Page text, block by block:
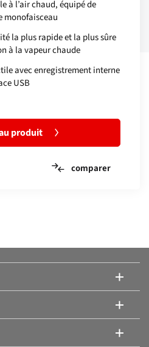
à l’air chaud, équipé de
monofaisceau
la plus rapide et la plus sûre
à la vapeur chaude
avec enregistrement interne
USB
produit
comparer